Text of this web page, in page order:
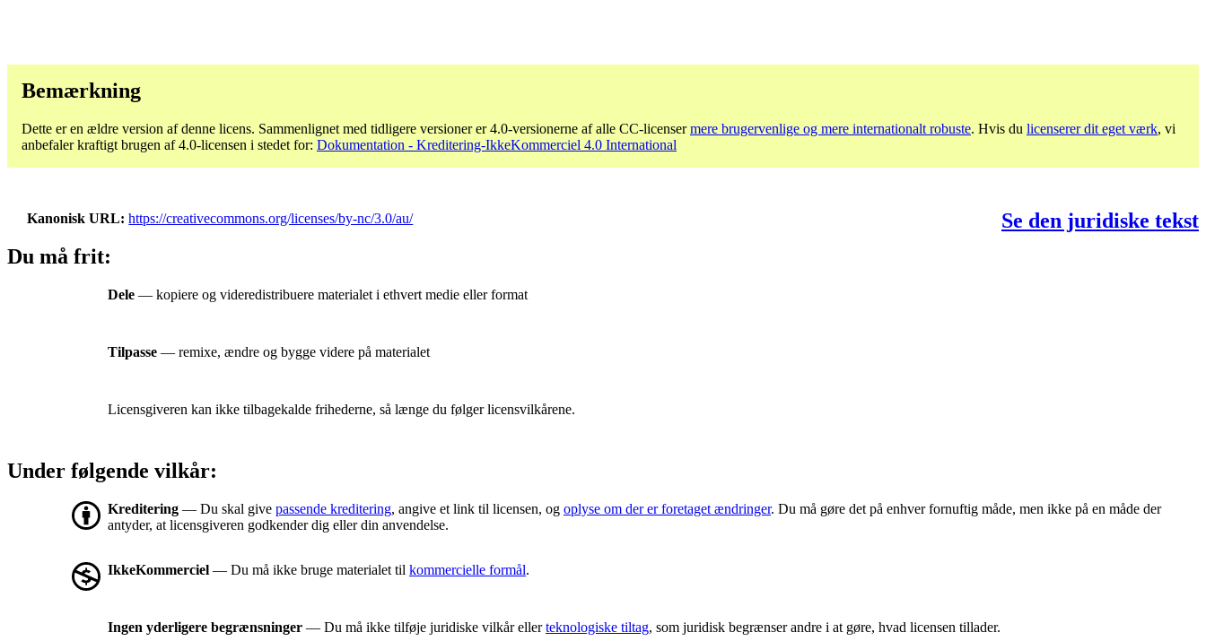
Bemærkning
Dette er en ældre version af denne licens. Sammenlignet med tidligere versioner er 4.0-versionerne af alle CC-licensermere brugervenlige og mere internationalt robuste. Hvis du licenserer dit eget værk, vi
anbefaler kraftigt brugen af ​​4.0-licensen i stedet for: Dokumentation - Kreditering-IkkeKommerciel 4.0 International
Kanonisk URL https://creativecommons.org/licenses/by-nc/3.0/au/
Se den juridiske tekst
Du må frit:
Dele — kopiere og videredistribuere materialet i ethvert medie eller format
Tilpasse — remixe, ændre og bygge videre på materialet
Licensgiveren kan ikke tilbagekalde frihederne, så længe du følger licensvilkårene.
Under følgende vilkår:
Kreditering — Du skal give passende kreditering, angive et link til licensen, og oplyse om der er foretaget ændringer. Du må gøre det på enhver fornuftig måde, men ikke på en måde der
antyder, at licensgiveren godkender dig eller din anvendelse.
IkkeKommerciel — Du må ikke bruge materialet til kommercielle formål.
Ingen yderligere begrænsninger — Du må ikke tilføje juridiske vilkår ellerteknologiske tiltag, som juridisk begrænser andre i at gøre, hvad licensen tillader.